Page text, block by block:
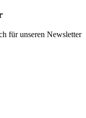
für unseren Newsletter